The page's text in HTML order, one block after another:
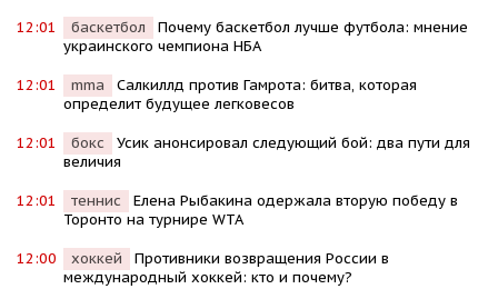
12:01 баскетбол
Почему баскетбол лучше футбола: мнение
украинского чемпиона НБА
12:01 mma
Салкиллд против Гамрота: битва, которая
определит будущее легковесов
12:01 бокс
Усик анонсировал следующий бой: два пути для
величия
12:01 теннис
Елена Рыбакина одержала вторую победу в
Торонто на турнире WTA
12:00 хоккей
Противники возвращения России в
международный хоккей: кто и почему?